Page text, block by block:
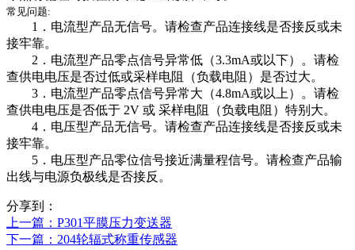
常见问题:
1．电流型产品无信号。请检查产品连接线是否接反或未
接牢靠。
2．电流型产品零点信号异常低（3.3mA或以下）。请检
查供电电压是否过低或采样电阻（负载电阻）是否过大。
3．电流型产品零点信号异常大（4.8mA或以上）。请检
查供电电压是否低于 2V 或 采样电阻（负载电阻）特别大。
4．电压型产品无信号。请检查产品连接线是否接反或未
接牢靠。
5．电压型产品零位信号接近满量程信号。请检查产品输
出线与电源负极线是否接反。
分享到：
上一篇 ：P301平膜压力变送器
下一篇 ：204轮辐式称重传感器